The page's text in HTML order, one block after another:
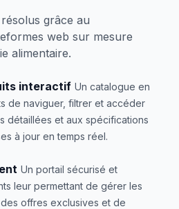
grâce au
web sur mesure
alimentaire.
interactif Un catalogue en
de naviguer, filtrer et accéder
détaillées et aux spécifications
à jour en temps réel.
Un portail sécurisé et
leur permettant de gérer les
offres exclusives et de